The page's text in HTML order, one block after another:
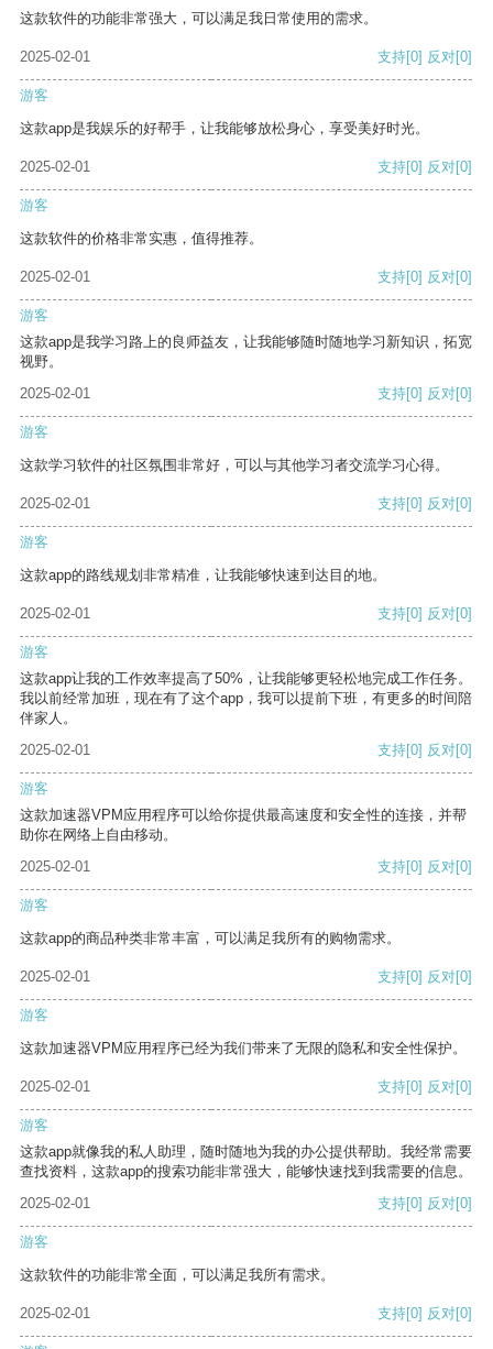
这款软件的功能非常强大，可以满足我日常使用的需求。
2025-02-01 支持[0] 反对[0]
游客
这款app是我娱乐的好帮手，让我能够放松身心，享受美好时光。
2025-02-01 支持[0] 反对[0]
游客
这款软件的价格非常实惠，值得推荐。
2025-02-01 支持[0] 反对[0]
游客
这款app是我学习路上的良师益友，让我能够随时随地学习新知识，拓宽
视野。
2025-02-01
支持[0] 反对[0]
游客
这款学习软件的社区氛围非常好，可以与其他学习者交流学习心得。
2025-02-01 支持[0] 反对[0]
游客
这款app的路线规划非常精准，让我能够快速到达目的地。
2025-02-01 支持[0] 反对[0]
游客
这款app让我的工作效率提高了50%，让我能够更轻松地完成工作任务。
我以前经常加班，现在有了这个app，我可以提前下班，有更多的时间陪
伴家人。
2025-02-01
支持[0] 反对[0]
游客
这款加速器VPM应用程序可以给你提供最高速度和安全性的连接，并帮
助你在网络上自由移动。
2025-02-01
支持[0] 反对[0]
游客
这款app的商品种类非常丰富，可以满足我所有的购物需求。
2025-02-01 支持[0] 反对[0]
游客
这款加速器VPM应用程序已经为我们带来了无限的隐私和安全性保护。
2025-02-01 支持[0] 反对[0]
游客
这款app就像我的私人助理，随时随地为我的办公提供帮助。我经常需要
查找资料，这款app的搜索功能非常强大，能够快速找到我需要的信息。
2025-02-01
支持[0] 反对[0]
游客
这款软件的功能非常全面，可以满足我所有需求。
2025-02-01 支持[0] 反对[0]